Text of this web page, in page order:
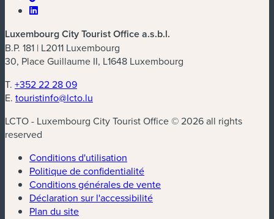
Luxembourg City Tourist Office a.s.b.l.
B.P. 181 | L2011 Luxembourg
30, Place Guillaume II, L1648 Luxembourg
T. +352 22 28 09
E. touristinfo@lcto.lu
LCTO - Luxembourg City Tourist Office © 2026 all rights
reserved
Conditions d'utilisation
Politique de confidentialité
Conditions générales de vente
Déclaration sur l'accessibilité
Plan du site